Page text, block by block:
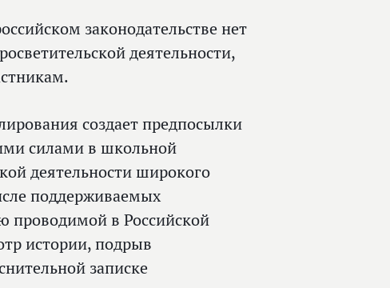
законодательстве нет
деятельности,
создает предпосылки
силами в школьной
деятельности широкого
поддерживаемых
проводимой в Российской
истории, подрыв
записке